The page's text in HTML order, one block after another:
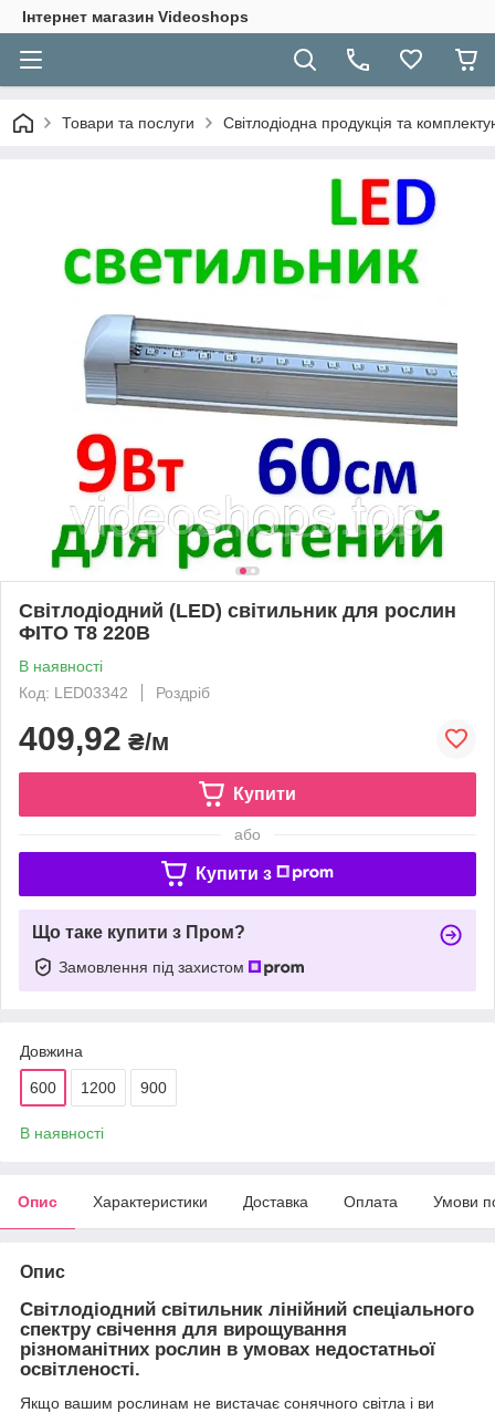
Інтернет магазин Videoshops
Товари та послуги Світлодіодна продукція та
Світлодіодний (LED) світильник для рослин
ФІТО Т8 220В
В наявності
Код: LED03342
Роздріб
409,92 ₴/м
Купити
або
Купити з
Що таке купити з Пром?
Замовлення під захистом
Довжина
600 1200 900
В наявності
Опис Характеристики Доставка Оплата Умови
Опис
Світлодіодний світильник лінійний спеціального
спектру свічення для вирощування
різноманітних рослин в умовах недостатньої
освітленості.
Якщо вашим рослинам не вистачає сонячного світла і ви